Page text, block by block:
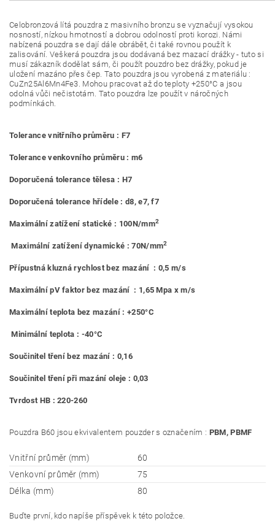
Celobronzová lítá pouzdra z masivního bronzu se vyznačují vysokou
nosností, nízkou hmotností a dobrou odolností proti korozi. Námi
nabízená pouzdra se dají dále obrábět, či také rovnou použít k
zalisování. Veškerá pouzdra jsou dodávaná bez mazací drážky - tuto si
musí zákazník dodělat sám, či použít pouzdro bez drážky, pokud je
uložení mazáno přes čep. Tato pouzdra jsou vyrobená z materiálu :
CuZn25Al6Mn4Fe3. Mohou pracovat až do teploty +250°C a jsou
odolná vůči nečistotám. Tato pouzdra lze použít v náročných
podmínkách.
Tolerance vnitřního průměru : F7
Tolerance venkovního průměru : m6
Doporučená tolerance tělesa : H7
Doporučená tolerance hřídele : d8, e7, f7
Maximální zatížení statické : 100N/mm2
Maximální zatížení dynamické : 70N/mm2
Přípustná kluzná rychlost bez mazání : 0,5 m/s
Maximální pV faktor bez mazání : 1,65 Mpa x m/s
Maximální teplota bez mazání : +250°C
Minimální teplota : -40°C
Součinitel tření bez mazání : 0,16
Součinitel tření při mazání oleje : 0,03
Tvrdost HB : 220-260
Pouzdra B60 jsou ekvivalentem pouzder s označením : PBM, PBMF
Vnitřní průměr (mm)
60
Venkovní průměr (mm)
75
Délka (mm)
80
Buďte první, kdo napíše příspěvek k této položce.